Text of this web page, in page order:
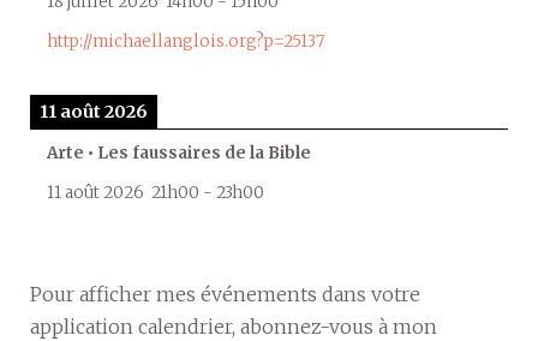
http://michaellanglois.org?p=25137
11 août 2026
Arte • Les faussaires de la Bible
11 août 2026 21h00 - 23h00
Pour afficher mes événements dans votre
application calendrier, abonnez-vous à mon